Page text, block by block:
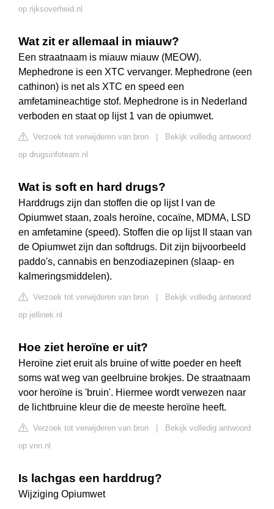
op rijksoverheid.nl
Wat zit er allemaal in miauw?
Een straatnaam is miauw miauw (MEOW).
Mephedrone is een XTC vervanger. Mephedrone (een
cathinon) is net als XTC en speed een
amfetamineachtige stof. Mephedrone is in Nederland
verboden en staat op lijst 1 van de opiumwet.
Verzoek tot verwijderen van bron
Bekijk volledig antwoord
op drugsinfoteam.nl
Wat is soft en hard drugs?
Harddrugs zijn dan stoffen die op lijst I van de
Opiumwet staan, zoals heroïne, cocaïne, MDMA, LSD
en amfetamine (speed). Stoffen die op lijst II staan van
de Opiumwet zijn dan softdrugs. Dit zijn bijvoorbeeld
paddo's, cannabis en benzodiazepinen (slaap- en
kalmeringsmiddelen).
Verzoek tot verwijderen van bron
Bekijk volledig antwoord
op jellinek.nl
Hoe ziet heroïne er uit?
Heroïne ziet eruit als bruine of witte poeder en heeft
soms wat weg van geelbruine brokjes. De straatnaam
voor heroïne is 'bruin'. Hiermee wordt verwezen naar
de lichtbruine kleur die de meeste heroïne heeft.
Verzoek tot verwijderen van bron
Bekijk volledig antwoord
op vnn.nl
Is lachgas een harddrug?
Wijziging Opiumwet